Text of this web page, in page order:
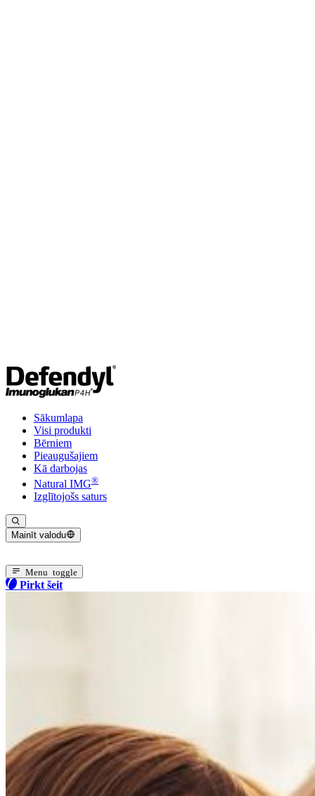
Sākumlapa
Visi produkti
Bērniem
Pieaugušajiem
Kā darbojas
Natural IMG®
Izglītojošs saturs
Mainīt valodu
Menu toggle
Pirkt šeit